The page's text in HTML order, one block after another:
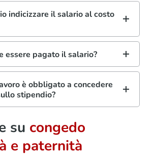
indicizzare il salario al costo
essere pagato il salario?
è obbligato a concedere
stipendio?
su congedo
e paternità